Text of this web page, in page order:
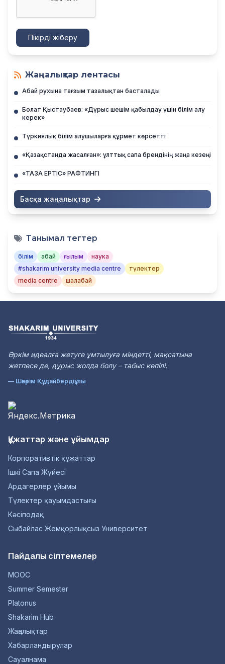
Пікірді жіберу
Жаңалықтар лентасы
Абай рухына тағзым тазалықтан басталады
Болат Қыстаубаев: «Дұрыс шешім қабылдау үшін білім алу
керек»
Түркиялық білім алушыларға құрмет көрсетті
«Қазақстанда жасалған»: ұлттық сапа брендінің жаңа кезеңі
«ТАЗА ЕРТІС» РАФТИНГІ
Басқа жаңалықтар
Танымал тегтер
білім абай ғылым
наука
#shakarim university media centre
түлектер
media centre
шалабай
Әркім идеалға жетуге ұмтылуға міндетті, мақсатына
жетпесе де, дұрыс жолда болу – табыс кепілі.
— Шәкәрім Құдайбердіұлы
Құжаттар және ұйымдар
Корпоративтік құжаттар
Ішкі Сапа Жүйесі
Ардагерлер ұйымы
Түлектер қауымдастығы
Кәсіподақ
Сыбайлас Жемқорлықсыз Университет
Пайдалы сілтемелер
MOOC
Summer Semester
Platonus
Shakarim Hub
Жаңалықтар
Хабарландырулар
Сауалнама